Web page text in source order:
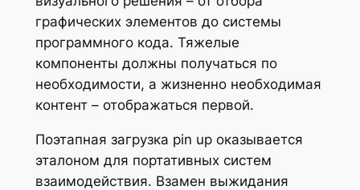
графических элементов до системы
программного кода. Тяжелые
компоненты должны получаться по
необходимости, а жизненно необходимая
контент – отображаться первой.
Поэтапная загрузка pin up оказывается
эталоном для портативных систем
взаимодействия. Взамен выжидания